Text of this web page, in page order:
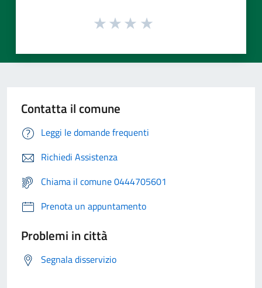
Contatta il comune
Leggi le domande frequenti
Richiedi Assistenza
Chiama il comune 0444705601
Prenota un appuntamento
Problemi in città
Segnala disservizio